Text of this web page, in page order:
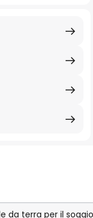
da terra per il